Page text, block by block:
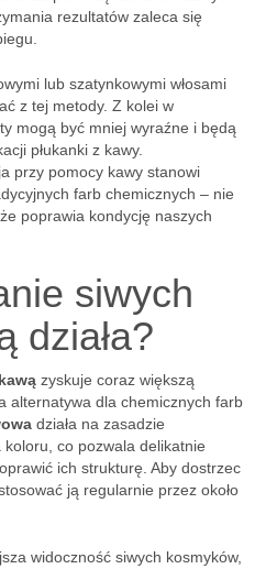
rezultatów zaleca się
lub szatynkowymi włosami
z tej metody. Z kolei w
mogą być mniej wyraźne i będą
płukanki z kawy.
przy pomocy kawy stanowi
farb chemicznych – nie
poprawia kondycję naszych
siwych
działa?
zyskuje coraz większą
alternatywa dla chemicznych farb
działa na zasadzie
co pozwala delikatnie
ich strukturę. Aby dostrzec
ją regularnie przez około
widoczność siwych kosmyków,